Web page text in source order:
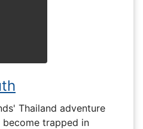
Thailand adventure
trapped in